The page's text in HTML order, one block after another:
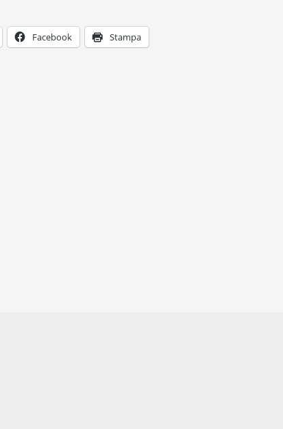
Facebook Stampa